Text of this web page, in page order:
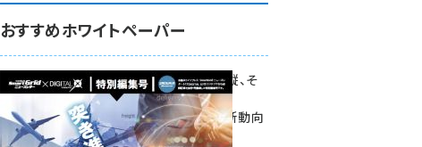
おすすめホワイトペーパー
環境対策、建機の遠隔操縦、そ
して医療。
次世代通信規格「5G」最新動向
をこの1冊で学ぶ